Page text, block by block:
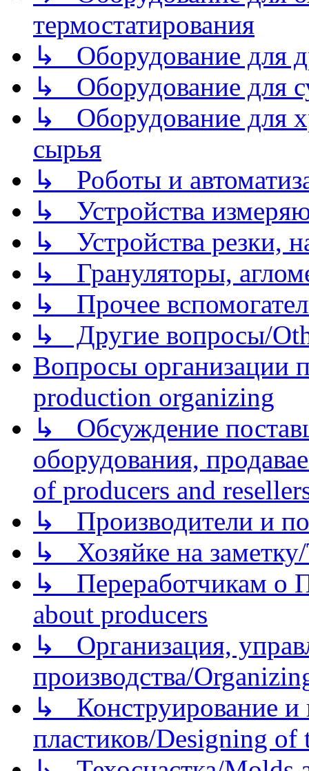
термостатирования
↳ Оборудование для
↳ Оборудование для
↳ Оборудование для
сырья
↳ Роботы и
↳ Устройства
↳ Устройства резки,
↳ Грануляторы,
↳ Прочее
↳ Другие вопросы/
Вопросы организации
production organizing
↳ Обсуждение
оборудования,
of producers and
↳ Производители и
↳ Хозяйке на
↳ Переработчикам о
about producers
↳ Организация,
производства/
↳ Конструирование и
пластиков/Designing of